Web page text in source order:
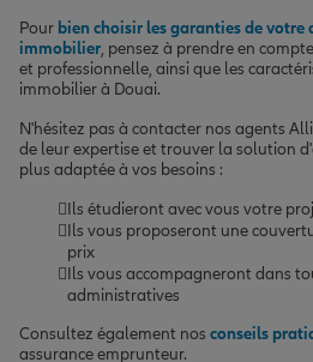
Pour bien choisir les garanties de votre
immobilier, pensez à prendre en
et professionnelle, ainsi que les
immobilier à Douai.
N'hésitez pas à contacter nos agents
de leur expertise et trouver la solution
plus adaptée à vos besoins :
Ils étudieront avec vous votre
Ils vous proposeront une
prix
Ils vous accompagneront dans
administratives
Consultez également nos conseils
assurance emprunteur.